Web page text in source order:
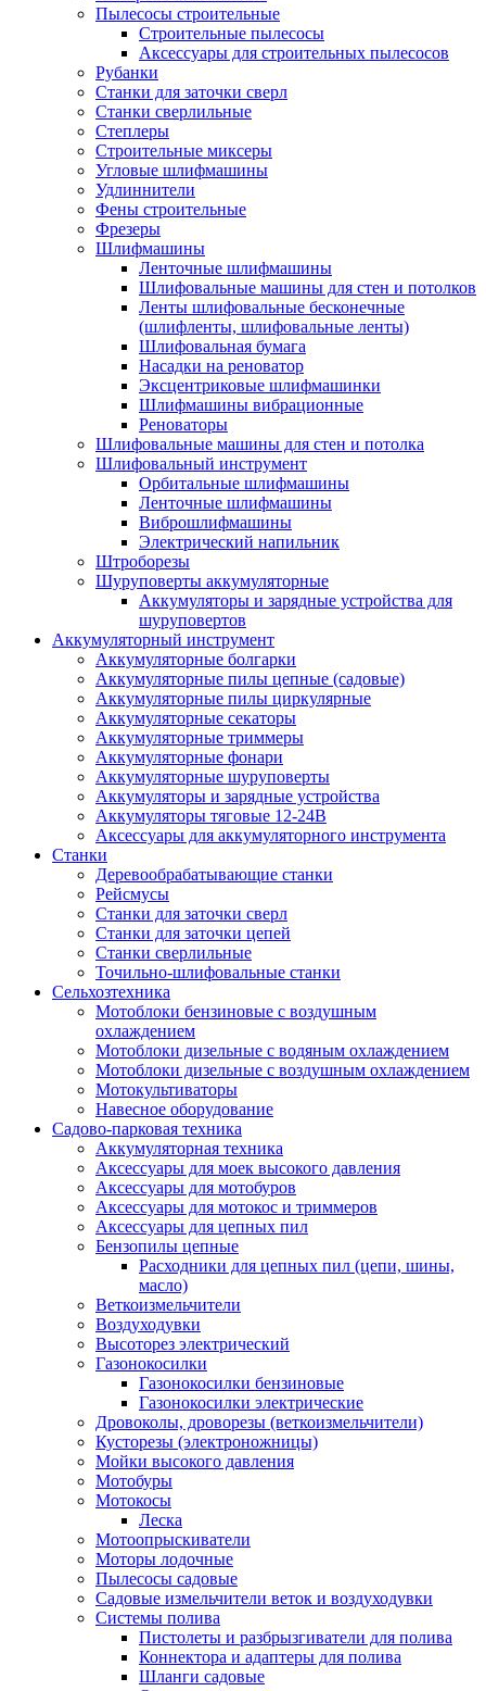
Пылесосы строительные
Строительные пылесосы
Аксессуары для строительных пылесосов
Рубанки
Станки для заточки сверл
Станки сверлильные
Степлеры
Строительные миксеры
Угловые шлифмашины
Удлиннители
Фены строительные
Фрезеры
Шлифмашины
Ленточные шлифмашины
Шлифовальные машины для стен и потолков
Ленты шлифовальные бесконечные
(шлифленты, шлифовальные ленты)
Шлифовальная бумага
Насадки на реноватор
Эксцентриковые шлифмашинки
Шлифмашины вибрационные
Реноваторы
Шлифовальные машины для стен и потолка
Шлифовальный инструмент
Орбитальные шлифмашины
Ленточные шлифмашины
Виброшлифмашины
Электрический напильник
Штроборезы
Шуруповерты аккумуляторные
Аккумуляторы и зарядные устройства для
шуруповертов
Аккумуляторный инструмент
Аккумуляторные болгарки
Аккумуляторные пилы цепные (садовые)
Аккумуляторные пилы циркулярные
Аккумуляторные секаторы
Аккумуляторные триммеры
Аккумуляторные фонари
Аккумуляторные шуруповерты
Аккумуляторы и зарядные устройства
Аккумуляторы тяговые 12-24В
Аксессуары для аккумуляторного инструмента
Станки
Деревообрабатывающие станки
Рейсмусы
Станки для заточки сверл
Станки для заточки цепей
Станки сверлильные
Точильно-шлифовальные станки
Сельхозтехника
Мотоблоки бензиновые с воздушным
охлаждением
Мотоблоки дизельные с водяным охлаждением
Мотоблоки дизельные с воздушным охлаждением
Мотокультиваторы
Навесное оборудование
Садово-парковая техника
Аккумуляторная техника
Аксессуары для моек высокого давления
Аксессуары для мотобуров
Аксессуары для мотокос и триммеров
Аксессуары для цепных пил
Бензопилы цепные
Расходники для цепных пил (цепи, шины,
масло)
Веткоизмельчители
Воздуходувки
Высоторез электрический
Газонокосилки
Газонокосилки бензиновые
Газонокосилки электрические
Дровоколы, дроворезы (веткоизмельчители)
Кусторезы (электроножницы)
Мойки высокого давления
Мотобуры
Мотокосы
Леска
Мотоопрыскиватели
Моторы лодочные
Пылесосы садовые
Садовые измельчители веток и воздуходувки
Системы полива
Пистолеты и разбрызгиватели для полива
Коннектора и адаптеры для полива
Шланги садовые